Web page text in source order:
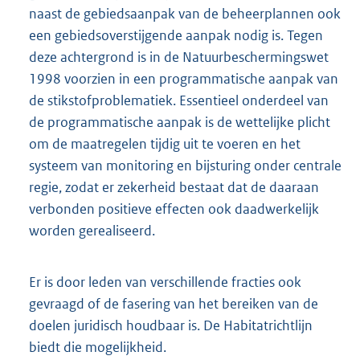
naast de gebiedsaanpak van de beheerplannen ook
een gebiedsoverstijgende aanpak nodig is. Tegen
deze achtergrond is in de Natuurbeschermingswet
1998 voorzien in een programmatische aanpak van
de stikstofproblematiek. Essentieel onderdeel van
de programmatische aanpak is de wettelijke plicht
om de maatregelen tijdig uit te voeren en het
systeem van monitoring en bijsturing onder centrale
regie, zodat er zekerheid bestaat dat de daaraan
verbonden positieve effecten ook daadwerkelijk
worden gerealiseerd.
Er is door leden van verschillende fracties ook
gevraagd of de fasering van het bereiken van de
doelen juridisch houdbaar is. De Habitatrichtlijn
biedt die mogelijkheid.